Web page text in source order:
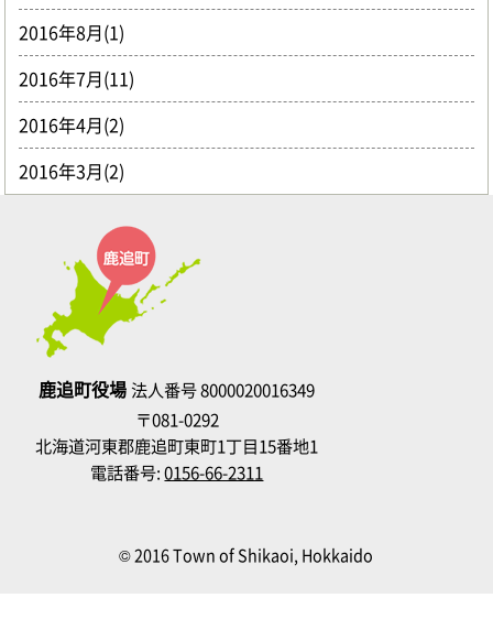
2016年8月(1)
2016年7月(11)
2016年4月(2)
2016年3月(2)
鹿追町役場法人番号 8000020016349
〒081-0292
北海道河東郡鹿追町東町1丁目15番地1
電話番号:0156-66-2311
© 2016 Town of Shikaoi, Hokkaido